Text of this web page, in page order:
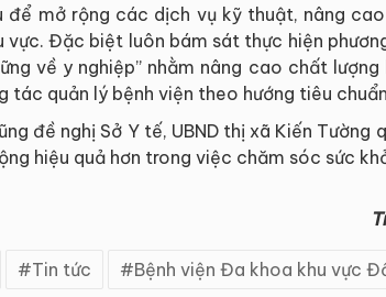
mở rộng các dịch vụ kỹ thuật, nâng
vực. Đặc biệt luôn bám sát thực hiện
về y nghiệp” nhằm nâng cao chất lượng
tác quản lý bệnh viện theo hướng tiêu
đề nghị Sở Y tế, UBND thị xã Kiến Tường
hiệu quả hơn trong việc chăm sóc sức
Tin tức Bệnh viện Đa khoa khu vực